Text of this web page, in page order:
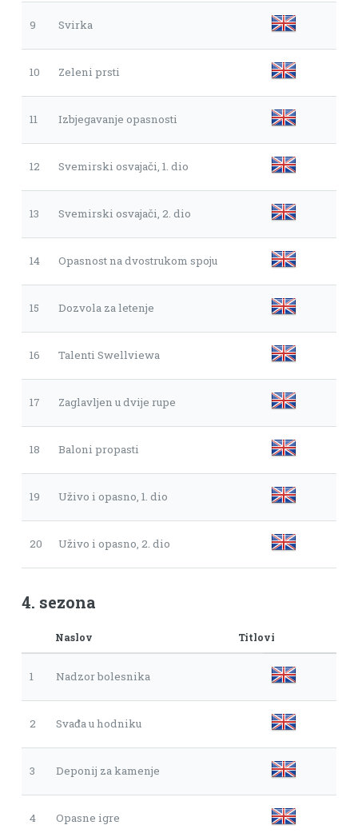
9 Svirka
10 Zeleni prsti
11 Izbjegavanje opasnosti
12 Svemirski osvajači, 1. dio
13 Svemirski osvajači, 2. dio
14 Opasnost na dvostrukom spoju
15 Dozvola za letenje
16 Talenti Swellviewa
17 Zaglavljen u dvije rupe
18 Baloni propasti
19 Uživo i opasno, 1. dio
20 Uživo i opasno, 2. dio
4. sezona
Naslov Titlovi
1 Nadzor bolesnika
2 Svađa u hodniku
3 Deponij za kamenje
4 Opasne igre